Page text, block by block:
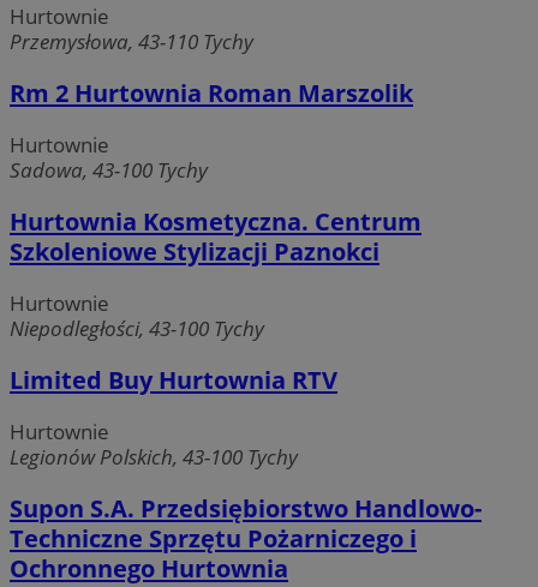
Hurtownie
Przemysłowa, 43-110 Tychy
Rm 2 Hurtownia Roman Marszolik
Hurtownie
Sadowa, 43-100 Tychy
Hurtownia Kosmetyczna. Centrum
Szkoleniowe Stylizacji Paznokci
Hurtownie
Niepodległości, 43-100 Tychy
Limited Buy Hurtownia RTV
Hurtownie
Legionów Polskich, 43-100 Tychy
Supon S.A. Przedsiębiorstwo Handlowo-
Techniczne Sprzętu Pożarniczego i
Ochronnego Hurtownia